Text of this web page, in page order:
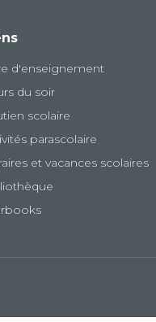
d'enseignement
du soir
scolaire
parascolaire
et vacances scolaires